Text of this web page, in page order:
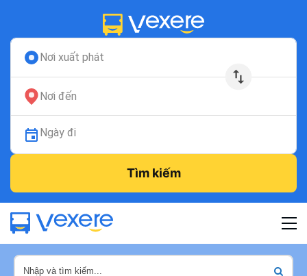
Nơi xuất phát
Nơi đến
Ngày đi
Tìm kiếm